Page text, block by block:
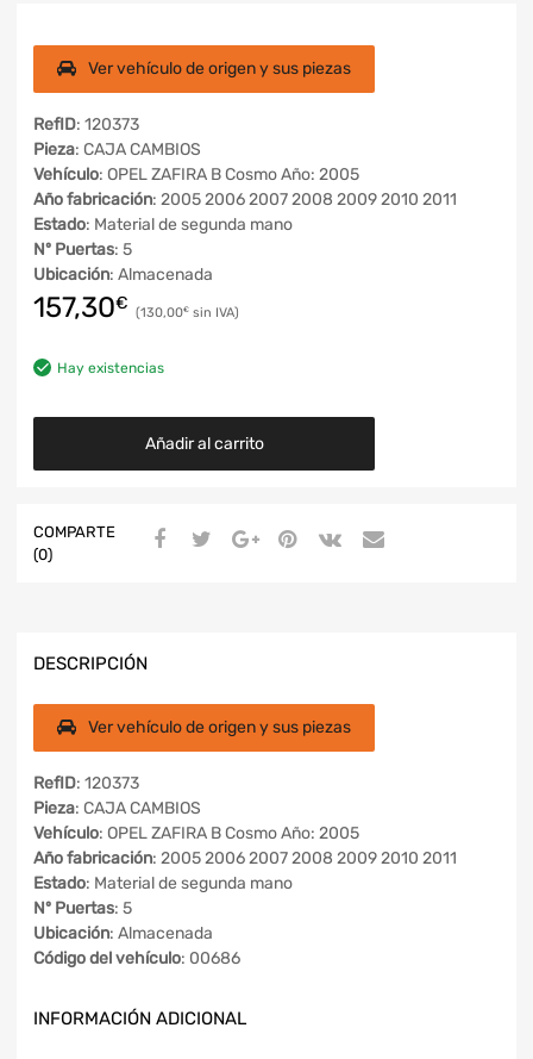
Ver vehículo de origen y sus piezas
RefID: 120373
Pieza: CAJA CAMBIOS
Vehículo: OPEL ZAFIRA B Cosmo Año: 2005
Año fabricación: 2005 2006 2007 2008 2009 2010 2011
Estado: Material de segunda mano
Nº Puertas: 5
Ubicación: Almacenada
157,30€ 130,00€
Hay existencias
Añadir al carrito
COMPARTE
(0)
DESCRIPCIÓN
Ver vehículo de origen y sus piezas
RefID: 120373
Pieza: CAJA CAMBIOS
Vehículo: OPEL ZAFIRA B Cosmo Año: 2005
Año fabricación: 2005 2006 2007 2008 2009 2010 2011
Estado: Material de segunda mano
Nº Puertas: 5
Ubicación: Almacenada
Código del vehículo: 00686
INFORMACIÓN ADICIONAL